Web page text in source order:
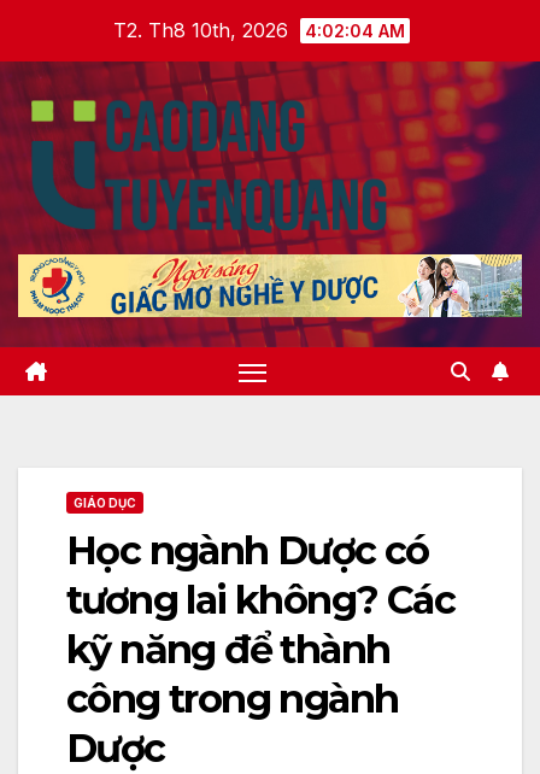
content
T2. Th8 10th, 2026 4:02:05 AM
GIÁO DỤC
Học ngành Dược có
tương lai không? Các
kỹ năng để thành
công trong ngành
Dược